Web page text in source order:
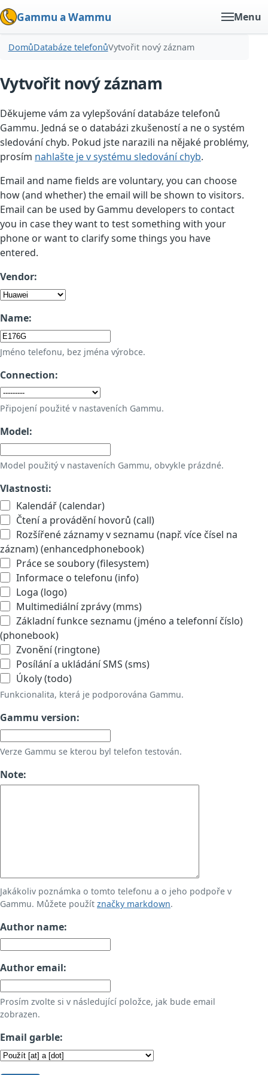
Gammu a Wammu Menu
DomůDatabáze telefonůVytvořit nový záznam
Vytvořit nový záznam
Děkujeme vám za vylepšování databáze telefonů
Gammu. Jedná se o databázi zkušeností a ne o systém
sledování chyb. Pokud jste narazili na nějaké problémy,
prosím nahlašte je v systému sledování chyb.
Email and name fields are voluntary, you can choose
how (and whether) the email will be shown to visitors.
Email can be used by Gammu developers to contact
you in case they want to test something with your
phone or want to clarify some things you have
entered.
Vendor:
Name:
Jméno telefonu, bez jména výrobce.
Connection:
Připojení použité v nastaveních Gammu.
Model:
Model použitý v nastaveních Gammu, obvykle prázdné.
Vlastnosti:
Kalendář (calendar)
Čtení a provádění hovorů (call)
Rozšířené záznamy v seznamu (např. více čísel na
záznam) (enhancedphonebook)
Práce se soubory (filesystem)
Informace o telefonu (info)
Loga (logo)
Multimediální zprávy (mms)
Základní funkce seznamu (jméno a telefonní číslo)
(phonebook)
Zvonění (ringtone)
Posílání a ukládání SMS (sms)
Úkoly (todo)
Funkcionalita, která je podporována Gammu.
Gammu version:
Verze Gammu se kterou byl telefon testován.
Note:
Jakákoliv poznámka o tomto telefonu a o jeho podpoře v
Gammu. Můžete použít značky markdown.
Author name:
Author email:
Prosím zvolte si v následující položce, jak bude email
zobrazen.
Email garble: